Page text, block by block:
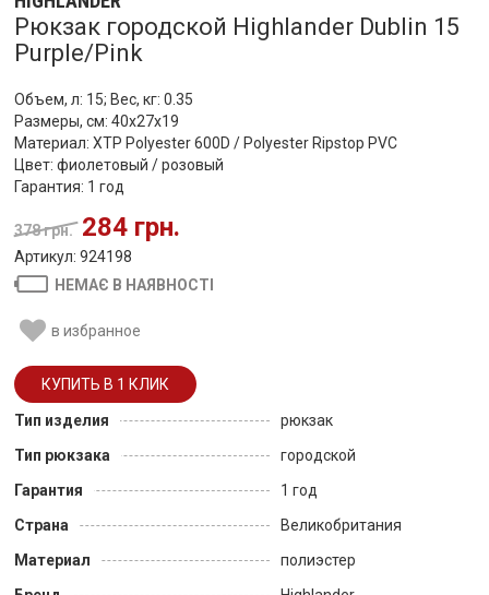
Рюкзак городской Highlander Dublin 15
Purple/Pink
Объем, л: 15; Вес, кг: 0.35
Размеры, см: 40х27х19
Материал: XTP Polyester 600D / Polyester Ripstop PVC
Цвет: фиолетовый / розовый
Гарантия: 1 год
378 грн. 284 грн.
Артикул: 924198
НЕМАЄ В НАЯВНОСТІ
в избранное
Тип изделия
рюкзак
Тип рюкзака
городской
Гарантия
1 год
Страна
Великобритания
Материал
полиэстер